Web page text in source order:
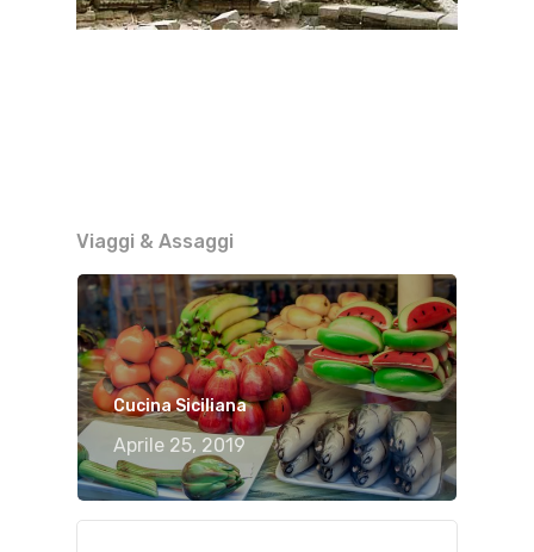
Viaggi & Assaggi
Cucina Siciliana
Aprile 25, 2019